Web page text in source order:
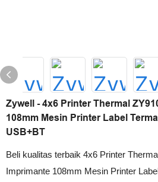
Zywell - 4x6 Printer Thermal
108mm Mesin Printer Label
USB+BT
Beli kualitas terbaik 4x6 Printer
Imprimante 108mm Mesin Printer